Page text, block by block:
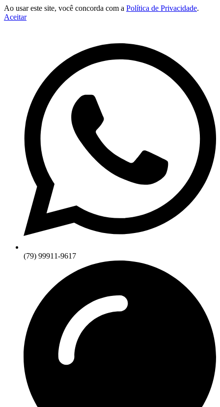
Ao usar este site, você concorda com a Política de Privacidade.
Aceitar
(79) 99911-9617